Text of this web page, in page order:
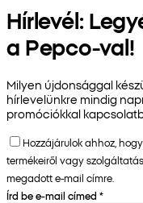
Hírlevél:
a Pepco-val!
Milyen újdonsággal
hírlevelünkre mindig
promóciókkal
Hozzájárulok ahhoz,
termékeiről vagy
megadott e-mail címre.
Írd be e-mail címed *